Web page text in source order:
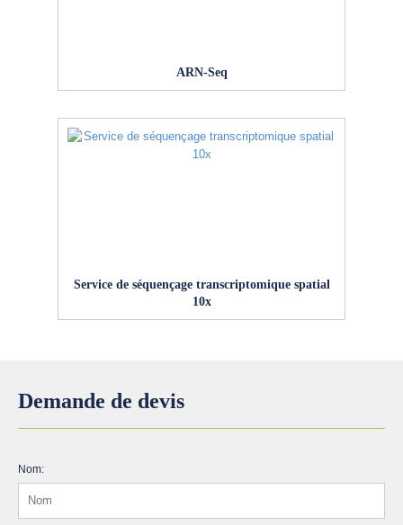
ARN-Seq
Service de séquençage transcriptomique spatial
10x
Demande de devis
Nom: